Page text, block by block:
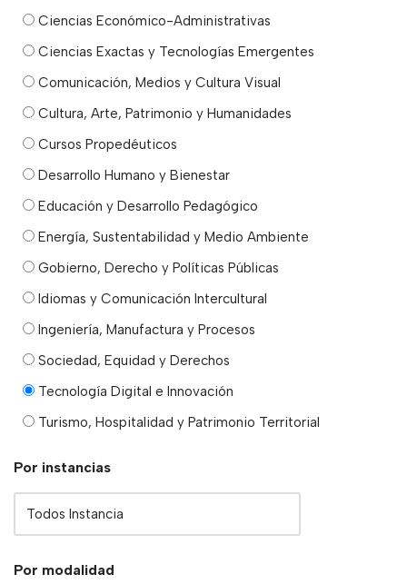
Ciencias Económico-Administrativas
Ciencias Exactas y Tecnologías Emergentes
Comunicación, Medios y Cultura Visual
Cultura, Arte, Patrimonio y Humanidades
Cursos Propedéuticos
Desarrollo Humano y Bienestar
Educación y Desarrollo Pedagógico
Energía, Sustentabilidad y Medio Ambiente
Gobierno, Derecho y Políticas Públicas
Idiomas y Comunicación Intercultural
Ingeniería, Manufactura y Procesos
Sociedad, Equidad y Derechos
Tecnología Digital e Innovación
Turismo, Hospitalidad y Patrimonio Territorial
Por instancias
Por modalidad